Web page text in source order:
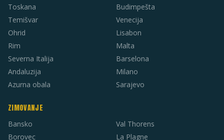
Toskana
Temišvar
Ohrid
Rim
Severna Italija
Andaluzija
Azurna obala
Budimpešta
Venecija
Lisabon
Malta
Barselona
Milano
Sarajevo
ZIMOVANJE
Bansko
Borovec
Val Thorens
La Plagne